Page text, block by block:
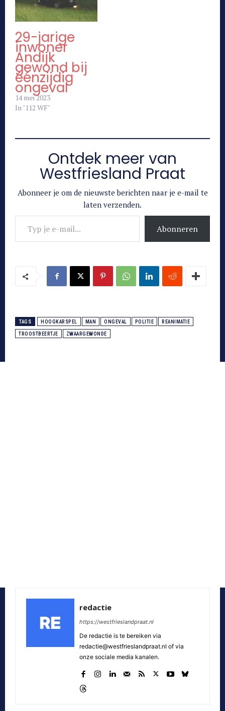
29-jarige
inwoner
Andijk
gewond bij
éénzijdig
ongeval
14 mei 2023
In "112 WF"
Ontdek meer van
Westfriesland Praat
Abonneer je om de nieuwste berichten naar je e-mail te
laten verzenden.
Typ je e-mail...
Abonneren
TAGS HOOGKARSPEL MAN ONGEVAL POLITIE REANIMATIE
TROOSTBEERTJE ZWAARGEWONDE
redactie
https://westfrieslandpraat.nl
De redactie is te bereiken via
redactie@westfrieslandpraat.nl of via
onze sociale media kanalen.